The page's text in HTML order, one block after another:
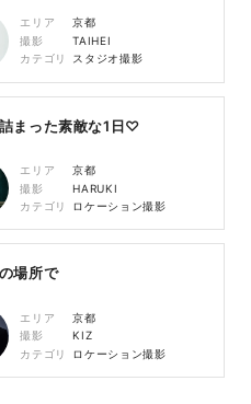
エリア
京都
撮影
TAIHEI
カテゴリ
スタジオ撮影
まった素敵な1日♡
エリア
京都
撮影
HARUKI
カテゴリ
ロケーション撮影
場所で
エリア
京都
撮影
KIZ
カテゴリ
ロケーション撮影